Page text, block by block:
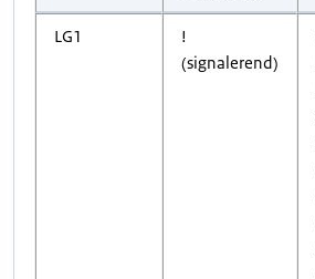
LG1
!
(signalerend)